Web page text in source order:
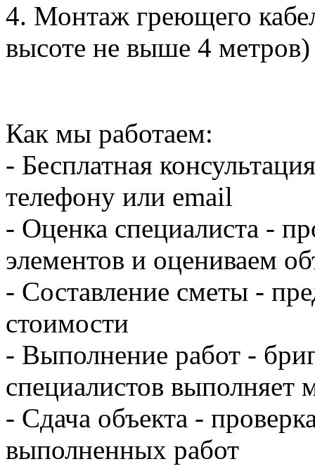
4. Монтаж греющего
высоте не выше 4
Как мы работаем:
- Бесплатная
телефону или email
- Оценка специалиста -
элементов и оцениваем
- Составление сметы -
стоимости
- Выполнение работ -
специалистов выполняет
- Сдача объекта -
выполненных работ